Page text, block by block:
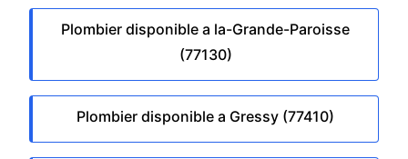
Plombier disponible a la-Grande-Paroisse
(77130)
Plombier disponible a Gressy (77410)